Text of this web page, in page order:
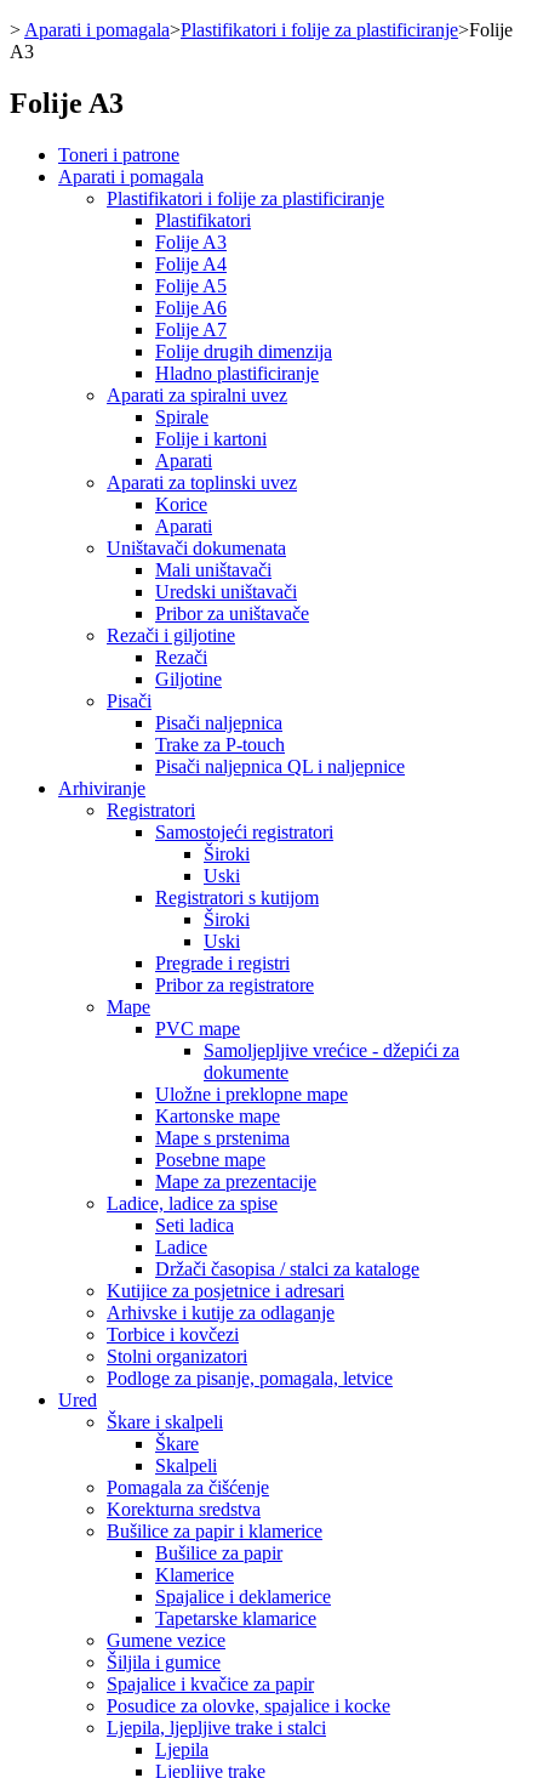
> Aparati i pomagala>Plastifikatori i folije za plastificiranje>Folije
A3
Folije A3
Toneri i patrone
Aparati i pomagala
Plastifikatori i folije za plastificiranje
Plastifikatori
Folije A3
Folije A4
Folije A5
Folije A6
Folije A7
Folije drugih dimenzija
Hladno plastificiranje
Aparati za spiralni uvez
Spirale
Folije i kartoni
Aparati
Aparati za toplinski uvez
Korice
Aparati
Uništavači dokumenata
Mali uništavači
Uredski uništavači
Pribor za uništavače
Rezači i giljotine
Rezači
Giljotine
Pisači
Pisači naljepnica
Trake za P-touch
Pisači naljepnica QL i naljepnice
Arhiviranje
Registratori
Samostojeći registratori
Široki
Uski
Registratori s kutijom
Široki
Uski
Pregrade i registri
Pribor za registratore
Mape
PVC mape
Samoljepljive vrećice - džepići za
dokumente
Uložne i preklopne mape
Kartonske mape
Mape s prstenima
Posebne mape
Mape za prezentacije
Ladice, ladice za spise
Seti ladica
Ladice
Držači časopisa / stalci za kataloge
Kutijice za posjetnice i adresari
Arhivske i kutije za odlaganje
Torbice i kovčezi
Stolni organizatori
Podloge za pisanje, pomagala, letvice
Ured
Škare i skalpeli
Škare
Skalpeli
Pomagala za čišćenje
Korekturna sredstva
Bušilice za papir i klamerice
Bušilice za papir
Klamerice
Spajalice i deklamerice
Tapetarske klamarice
Gumene vezice
Šiljila i gumice
Spajalice i kvačice za papir
Posudice za olovke, spajalice i kocke
Ljepila, ljepljive trake i stalci
Ljepila
Ljepljive trake